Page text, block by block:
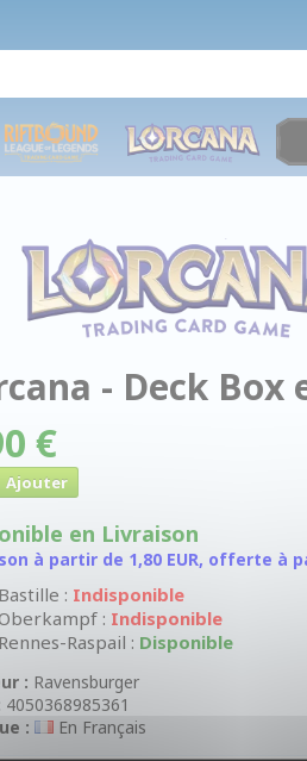
- Deck
€
en Livraison
à partir de 1,80 EUR, offerte à
: Indisponible
: Indisponible
Raspail : Disponible
: Ravensburger
4050368985361
:
En Français